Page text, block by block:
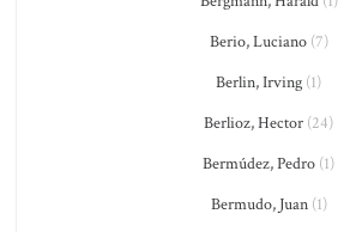
Berio, Luciano(7)
Berlin, Irving (1)
Berlioz, Hector (24)
Bermúdez, Pedro (1)
Bermudo, Juan(1)